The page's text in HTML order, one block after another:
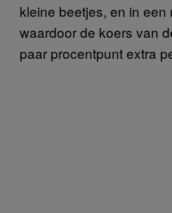
kleine beetjes, en in een
waardoor de koers van
paar procentpunt extra